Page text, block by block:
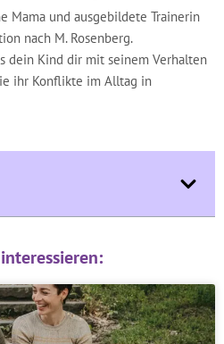
Mama und ausgebildete Trainerin
nach M. Rosenberg.
dein Kind dir mit seinem Verhalten
ihr Konflikte im Alltag in